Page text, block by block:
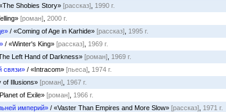
Shobies Story» [рассказ] 1990 г.
[роман] 2000 г.
/ «Coming of Age in Karhide» [рассказ] 1995 г.
/ «Winter's King» [рассказ] 1969 г.
Left Hand of Darkness» [роман] 1969 г.
связи» / «Intracom» [пьеса] 1974 г.
of Illusions» [роман] 1967 г.
of Exile» [роман] 1966 г.
империй» / «Vaster Than Empires and More Slow» [рассказ] 1971 г.